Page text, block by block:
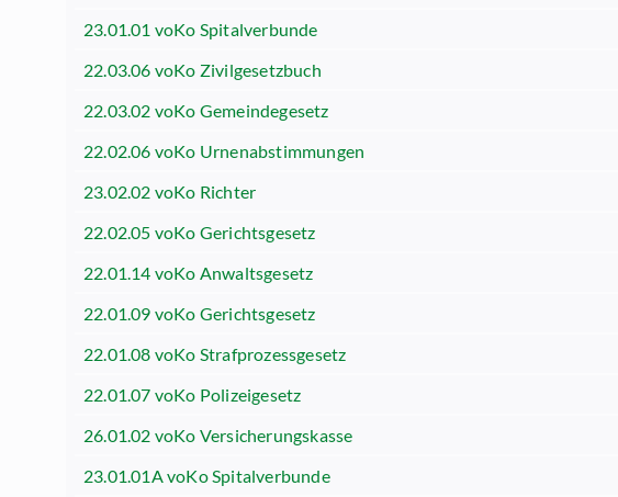
23.01.01 voKo Spitalverbunde
22.03.06 voKo Zivilgesetzbuch
22.03.02 voKo Gemeindegesetz
22.02.06 voKo Urnenabstimmungen
23.02.02 voKo Richter
22.02.05 voKo Gerichtsgesetz
22.01.14 voKo Anwaltsgesetz
22.01.09 voKo Gerichtsgesetz
22.01.08 voKo Strafprozessgesetz
22.01.07 voKo Polizeigesetz
26.01.02 voKo Versicherungskasse
23.01.01A voKo Spitalverbunde